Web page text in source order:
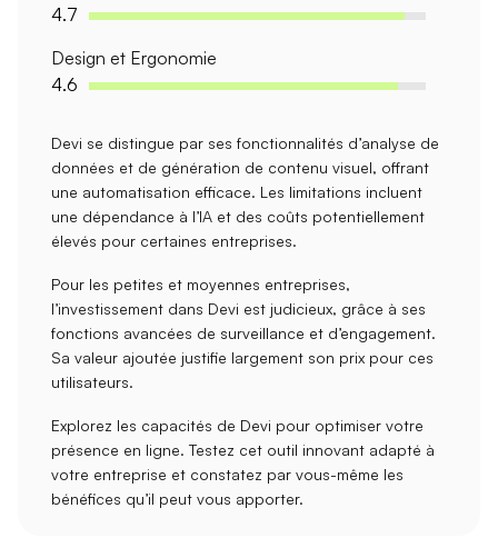
4.7
Design et Ergonomie
4.6
Devi se distingue par ses fonctionnalités d’analyse de
données et de génération de contenu visuel, offrant
une automatisation efficace. Les limitations incluent
une dépendance à l’IA et des coûts potentiellement
élevés pour certaines entreprises.
Pour les petites et moyennes entreprises,
l’investissement dans Devi est judicieux, grâce à ses
fonctions avancées de surveillance et d’engagement.
Savaleur ajoutée justifie largement son prix pour ces
utilisateurs.
Explorez les capacités de Devi pour optimiser votre
présence en ligne. Testez cet outil innovant adapté à
votre entreprise et constatez par vous-même les
bénéfices qu’il peut vous apporter.